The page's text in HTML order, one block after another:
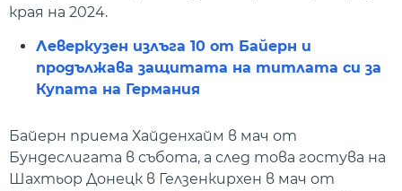
края на 2024.
Леверкузен излъга 10 от Байерн и
продължава защитата на титлата си за
Купата на Германия
Байерн приема Хайденхайм в мач от
Бундеслигата в събота, а след това гостува на
Шахтьор Донецк в Гелзенкирхен в мач от